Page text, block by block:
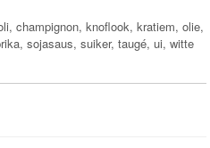
champignon, knoflook, kratiem, olie,
sojasaus, suiker, taugé, ui, witte